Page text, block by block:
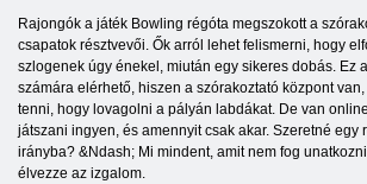
Rajongók a játék Bowling régóta megszokott a
csapatok résztvevői. Ők arról lehet felismerni, hogy
szlogenek úgy énekel, miután egy sikeres dobás. Ez
számára elérhető, hiszen a szórakoztató központ van,
tenni, hogy lovagolni a pályán labdákat. De van
játszani ingyen, és amennyit csak akar. Szeretné egy
irányba? &Ndash; Mi mindent, amit nem fog
élvezze az izgalom.